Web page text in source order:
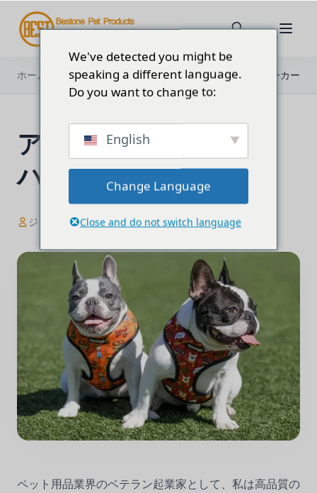
ホーム ブログ アメリカのトップ犬用ハーネスメーカー
アメリカのトップ犬用
ハーネスメーカー
ジェシカ 1月 19, 2024 9分で読める 1,761文字
ペット用品業界のベテラン起業家として、私は高品質の
We've detected you might be
speaking a different language.
Do you want to change to:
English
Change Language
Close and do not switch language